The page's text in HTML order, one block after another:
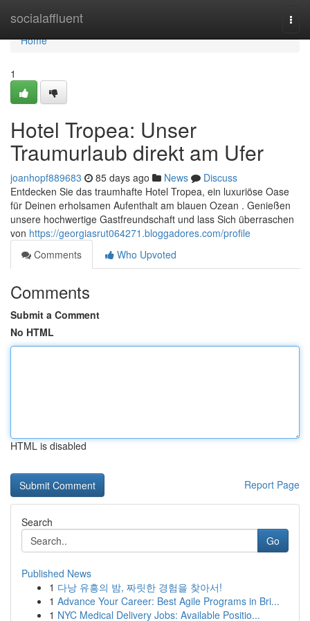
socialaffluent
Home
Home
1
Hotel Tropea: Unser
Traumurlaub direkt am Ufer
joanhopf889683 85 days ago News
Discuss
Entdecken Sie das traumhafte Hotel Tropea, ein luxuriöse Oase
für Deinen erholsamen Aufenthalt am blauen Ozean . Genießen
unsere hochwertige Gastfreundschaft und lass Sich überraschen
von https://georgiasrut064271.bloggadores.com/profile
Comments
Who Upvoted
Comments
Submit a Comment
No HTML
HTML is disabled
Report Page
Search
Go
Published News
1 다낭 유흥의 밤, 짜릿한 경험을 찾아서!
1 Advance Your Career: Best Agile Programs in Bri...
1 NYC Medical Delivery Jobs: Available Positio...